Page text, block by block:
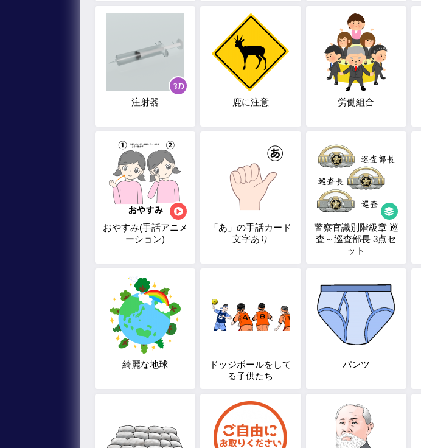
3D
注射器 鹿に注意 労働組合
おやすみ(手話アニメ
ーション)
「あ」の手話カード
文字あり
警察官識別階級章 巡
査～巡査部長 3点セ
ット
綺麗な地球
ドッジボールをして
る子供たち
パンツ